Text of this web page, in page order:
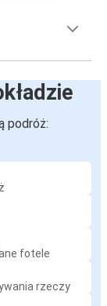
podróż:
fotele
rzeczy